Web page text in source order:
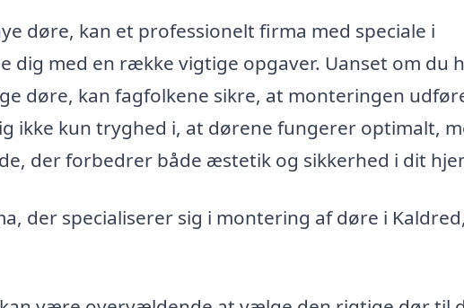
døre, kan et professionelt firma med speciale i
dig med en række vigtige opgaver. Uanset om du
døre, kan fagfolkene sikre, at monteringen
ikke kun tryghed i, at dørene fungerer optimalt,
der forbedrer både æstetik og sikkerhed i dit
der specialiserer sig i montering af døre i